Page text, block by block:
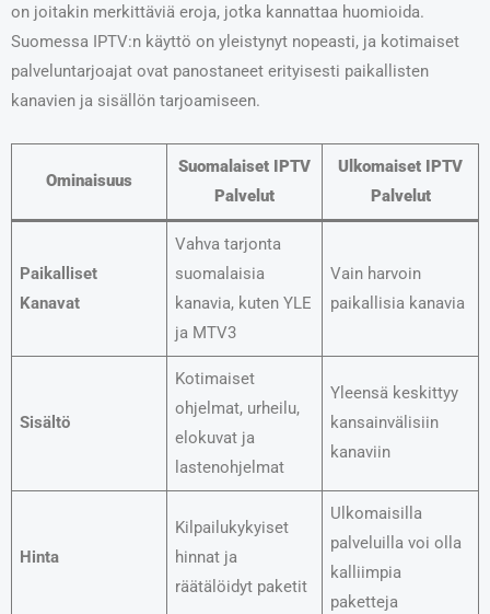
on joitakin merkittäviä eroja, jotka kannattaa huomioida.
Suomessa IPTV:n käyttö on yleistynyt nopeasti, ja kotimaiset
palveluntarjoajat ovat panostaneet erityisesti paikallisten
kanavien ja sisällön tarjoamiseen.
Ominaisuus
Suomalaiset IPTV
Palvelut
Ulkomaiset IPTV
Palvelut
Paikalliset
Kanavat
Vahva tarjonta
suomalaisia
kanavia, kuten YLE
ja MTV3
Vain harvoin
paikallisia kanavia
Sisältö
Kotimaiset
ohjelmat, urheilu,
elokuvat ja
lastenohjelmat
Yleensä keskittyy
kansainvälisiin
kanaviin
Hinta
Kilpailukykyiset
hinnat ja
räätälöidyt paketit
Ulkomaisilla
palveluilla voi olla
kalliimpia
paketteja